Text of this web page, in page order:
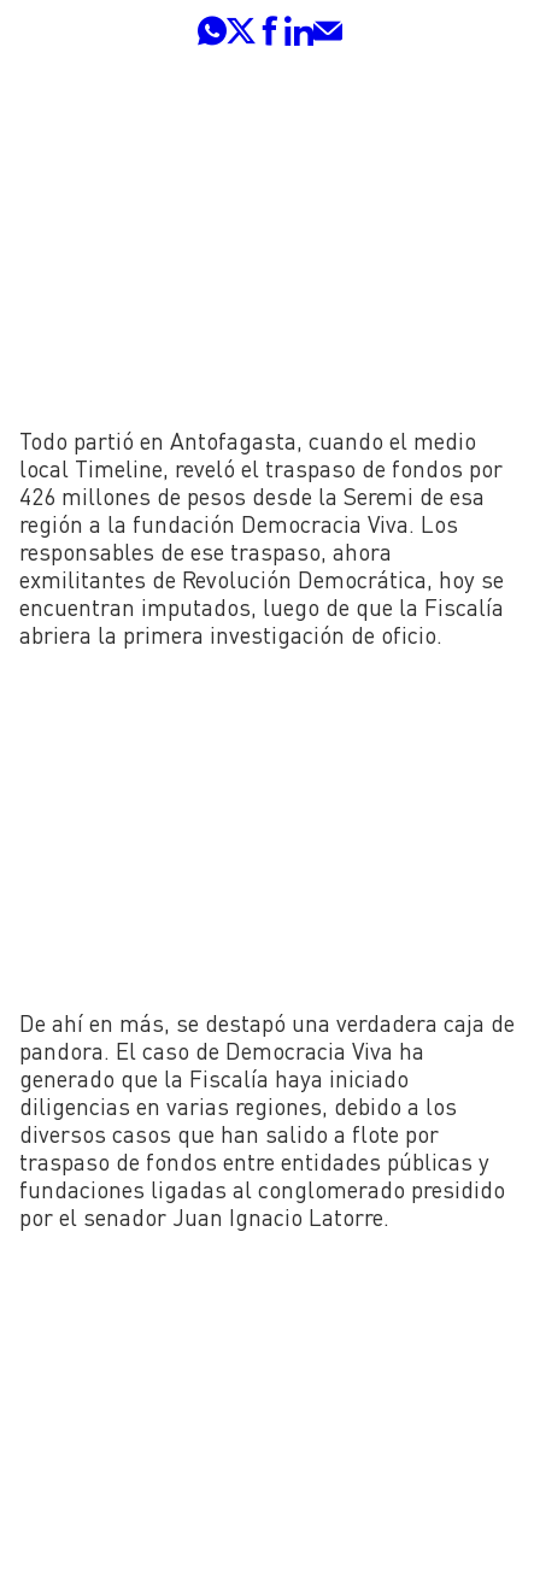
Todo partió en Antofagasta, cuando el medio
local Timeline, reveló el traspaso de fondos por
426 millones de pesos desde la Seremi de esa
región a la fundación Democracia Viva. Los
responsables de ese traspaso, ahora
exmilitantes de Revolución Democrática, hoy se
encuentran imputados, luego de que la Fiscalía
abriera la primera investigación de oficio.
De ahí en más, se destapó una verdadera caja de
pandora. El caso de Democracia Viva ha
generado que la Fiscalía haya iniciado
diligencias en varias regiones, debido a los
diversos casos que han salido a flote por
traspaso de fondos entre entidades públicas y
fundaciones ligadas al conglomerado presidido
por el senador Juan Ignacio Latorre.